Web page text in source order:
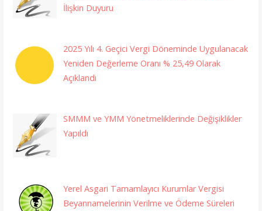
İlişkin Duyuru
2025 Yılı 4. Geçici Vergi Döneminde Uygulanacak
Yeniden Değerleme Oranı % 25,49 Olarak
Açıklandı
SMMM ve YMM Yönetmeliklerinde Değişiklikler
Yapıldı
Yerel Asgari Tamamlayıcı Kurumlar Vergisi
Beyannamelerinin Verilme ve Ödeme Süreleri